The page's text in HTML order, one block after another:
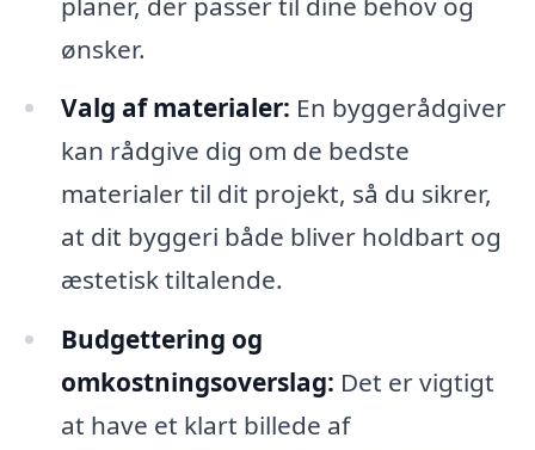
ønsker.
Valg af materialer: En byggerådgiver
kan rådgive dig om de bedste
materialer til dit projekt, så du sikrer,
at dit byggeri både bliver holdbart og
æstetisk tiltalende.
Budgettering og
omkostningsoverslag: Det er vigtigt
at have et klart billede af